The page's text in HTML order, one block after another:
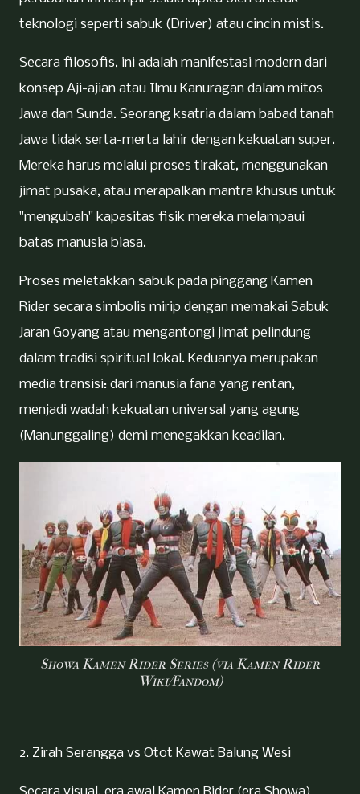
teknologi seperti sabuk (Driver) atau cincin mistis.
Secara filosofis, ini adalah manifestasi modern dari
konsep Aji-ajian atau Ilmu Kanuragan dalam mitos
Jawa dan Sunda. Seorang ksatria dalam babad tanah
Jawa tidak serta-merta lahir dengan kekuatan super.
Mereka harus melalui proses tirakat, menggunakan
jimat pusaka, atau merapalkan mantra khusus untuk
"mengubah" kapasitas fisik mereka melampaui
batas manusia biasa.
Proses meletakkan sabuk pada pinggang Kamen
Rider secara simbolis mirip dengan memakai Sabuk
Jaran Goyang atau mengantongi jimat pelindung
dalam tradisi spiritual lokal. Keduanya merupakan
media transisi: dari manusia fana yang rentan,
menjadi wadah kekuatan universal yang agung
(Manunggaling) demi menegakkan keadilan.
Showa Kamen Rider Series (via Kamen Rider
Wiki/Fandom)
2. Zirah Serangga vs Otot Kawat Balung Wesi